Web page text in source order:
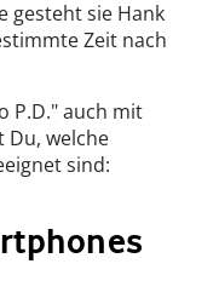
gesteht sie Hank
Zeit nach
P.D." auch mit
Du, welche
sind: